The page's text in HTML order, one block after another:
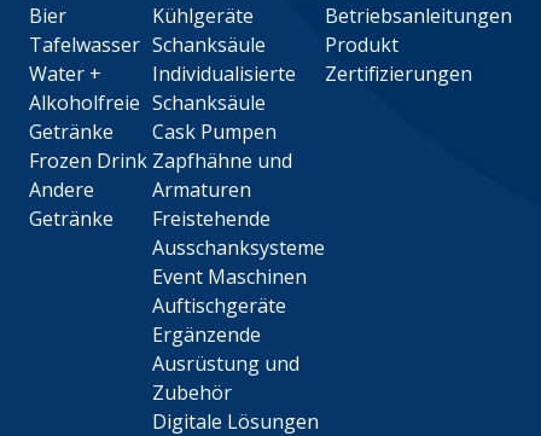
Bier
Tafelwasser
Water +
Alkoholfreie
Getränke
Frozen Drink
Andere
Getränke
Kühlgeräte
Schanksäule
Individualisierte
Schanksäule
Cask Pumpen
Zapfhähne und
Armaturen
Freistehende
Ausschanksysteme
Event Maschinen
Auftischgeräte
Ergänzende
Ausrüstung und
Zubehör
Digitale Lösungen
Betriebsanleitungen
Produkt
Zertifizierungen